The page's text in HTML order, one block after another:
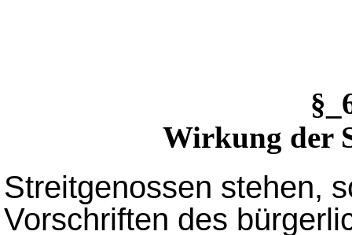
Wirkung der
Streitgenossen stehen,
Vorschriften des